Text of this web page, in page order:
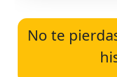
No te